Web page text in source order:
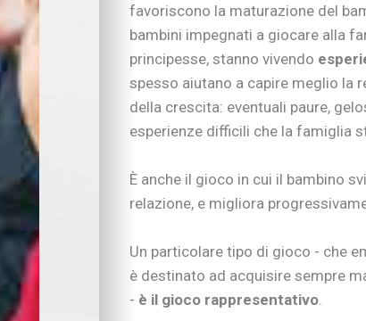
Educare alla vita
Educazione e regole
Educare al digitale
Educazione finanziaria
Educare alle emozioni
Relazioni sociali e bullismo
Autonomia e responsabilità
I consigli degli psicologi
Mondo scuola
Scelte scolastiche
Metodo di studio
Tecnologia a scuola
Metodo di studio
favoriscono la maturazione del
bambini impegnati a giocare alla
principesse, stanno vivendo
spesso aiutano a capire meglio la
della crescita: eventuali paure,
esperienze difficili che la famiglia
È anche il gioco in cui il bambino
relazione, e migliora
Un particolare tipo di gioco - che
è destinato ad acquisire sempre
- è il gioco rappresentativo.